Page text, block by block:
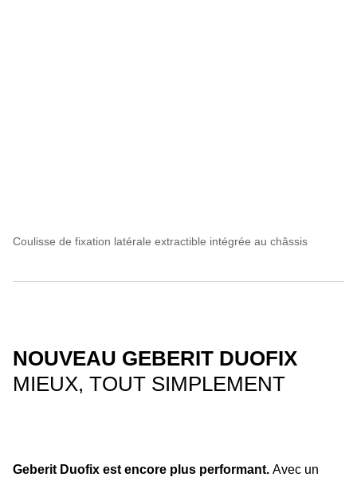
Coulisse de fixation latérale extractible intégrée au châssis
NOUVEAU GEBERIT DUOFIX
MIEUX, TOUT SIMPLEMENT
Geberit Duofix est encore plus performant. Avec un